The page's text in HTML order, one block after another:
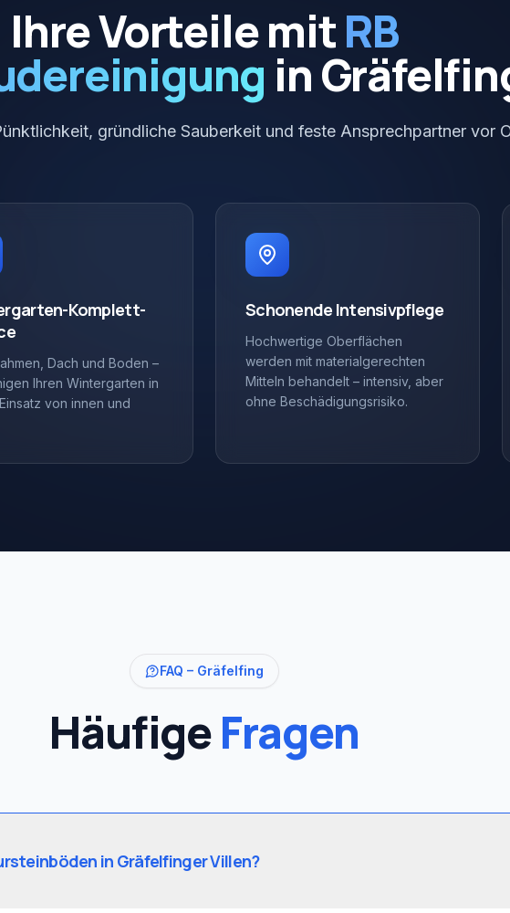
Ihre Vorteile mitRB
in
gründliche Sauberkeit und feste Ansprechpartner vor
Komplett-
Dach und Boden –
Ihren Wintergarten in
von innen und
Schonende Intensivpflege
Hochwertige Oberflächen
werden mit materialgerechten
Mitteln behandelt – intensiv, aber
ohne Beschädigungsrisiko.
FAQ – Gräfelfing
HäufigeFragen
in Gräfelfinger Villen?